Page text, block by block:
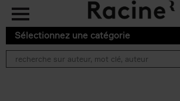
Aller au contenu principal
Sélectionnez une catégorie